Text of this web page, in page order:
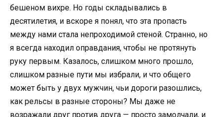
бешеном вихре. Но годы складывались в
десятилетия, и вскоре я понял, что эта пропасть
между нами стала непроходимой стеной. Странно, но
я всегда находил оправдания, чтобы не протянуть
руку первым. Казалось, слишком много прошло,
слишком разные пути мы избрали, и что общего
может быть у двух мужчин, чьи дороги разошлись,
как рельсы в разные стороны? Мы даже не
возражали друг против друга — просто замолчали, и